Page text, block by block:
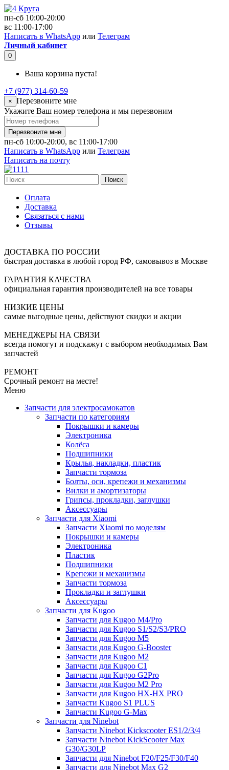
пн-сб 10:00-20:00
вс 11:00-17:00
Написать в WhatsApp или Телеграм
Личный кабинет
0
Ваша корзина пуста!
+7 (977) 314-60-59
× Перезвоните мне
Укажите Ваш номер телефона и мы перезвоним
Перезвоните мне
пн-сб 10:00-20:00, вс 11:00-17:00
Написать в WhatsApp или Телеграм
Написать на почту
Поиск
Оплата
Доставка
Связаться с нами
Отзывы
ДОСТАВКА ПО РОССИИ
быстрая доставка в любой город РФ, самовывоз в Москве
ГАРАНТИЯ КАЧЕСТВА
официальная гарантия производителей на все товары
НИЗКИЕ ЦЕНЫ
самые выгодные цены, действуют скидки и акции
МЕНЕДЖЕРЫ НА СВЯЗИ
всегда помогут и подскажут с выбором необходимых Вам
запчастей
РЕМОНТ
Срочный ремонт на месте!
Меню
Запчасти для электросамокатов
Запчасти по категориям
Покрышки и камеры
Электроника
Колёса
Подшипники
Крылья, накладки, пластик
Запчасти тормоза
Болты, оси, крепежи и механизмы
Вилки и амортизаторы
Грипсы, прокладки, заглушки
Аксессуары
Запчасти для Xiaomi
Запчасти Xiaomi по моделям
Покрышки и камеры
Электроника
Пластик
Подшипники
Крепежи и механизмы
Запчасти тормоза
Прокладки и заглушки
Аксессуары
Запчасти для Kugoo
Запчасти для Kugoo M4/Pro
Запчасти для Kugoo S1/S2/S3/PRO
Запчасти для Kugoo M5
Запчасти для Kugoo G-Booster
Запчасти для Kugoo M2
Запчасти для Kugoo C1
Запчасти для Kugoo G2Pro
Запчасти для Kugoo M2 Pro
Запчасти для Kugoo HX-HX PRO
Запчасти Kugoo S1 PLUS
Запчасти Kugoo G-Max
Запчасти для Ninebot
Запчасти Ninebot Kickscooter ES1/2/3/4
Запчасти Ninebot KickScooter Max
G30/G30LP
Запчасти для Ninebot F20/F25/F30/F40
Запчасти для Ninebot Max G2